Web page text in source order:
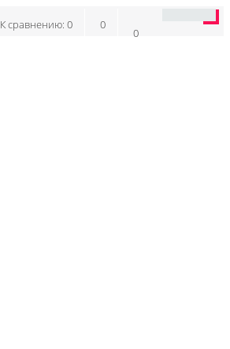
0
0
К сравнению: 0